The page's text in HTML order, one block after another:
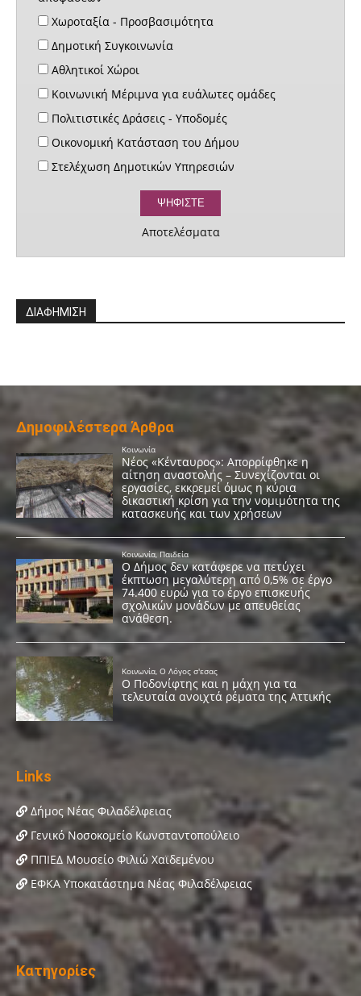
Χωροταξία - Προσβασιμότητα
Δημοτική Συγκοινωνία
Αθλητικοί Χώροι
Κοινωνική Μέριμνα για ευάλωτες ομάδες
Πολιτιστικές Δράσεις - Υποδομές
Οικονομική Κατάσταση του Δήμου
Στελέχωση Δημοτικών Υπηρεσιών
Αποτελέσματα
ΔΙΑΦΗΜΙΣΗ
Δημοφιλέστερα Άρθρα
Links
Δήμος Νέας Φιλαδέλφειας
Γενικό Νοσοκομείο Κωνσταντοπούλειο
ΠΠΙΕΔ Μουσείο Φιλιώ Χαϊδεμένου
ΕΦΚΑ Υποκατάστημα Νέας Φιλαδέλφειας
Κατηγορίες